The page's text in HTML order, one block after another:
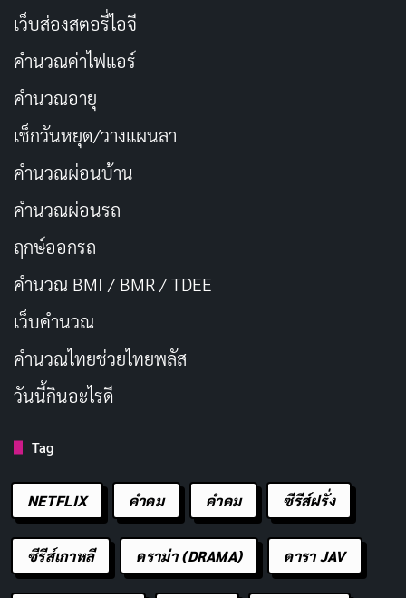
เว็บส่องสตอรี่ไอจี
คำนวณค่าไฟแอร์
คำนวณอายุ
เช็กวันหยุด/วางแผนลา
คำนวณผ่อนบ้าน
คำนวณผ่อนรถ
ฤกษ์ออกรถ
คำนวณ BMI / BMR / TDEE
เว็บคํานวณ
คํานวณไทยช่วยไทยพลัส
วันนี้กินอะไรดี
Tag
NETFLIX คำคม คําคม ซีรีส์ฝรั่ง
ซีรีส์เกาหลี ดราม่า (DRAMA) ดารา JAV